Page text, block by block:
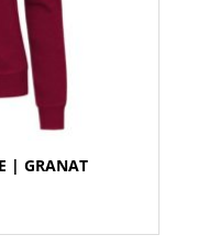
| GRANAT